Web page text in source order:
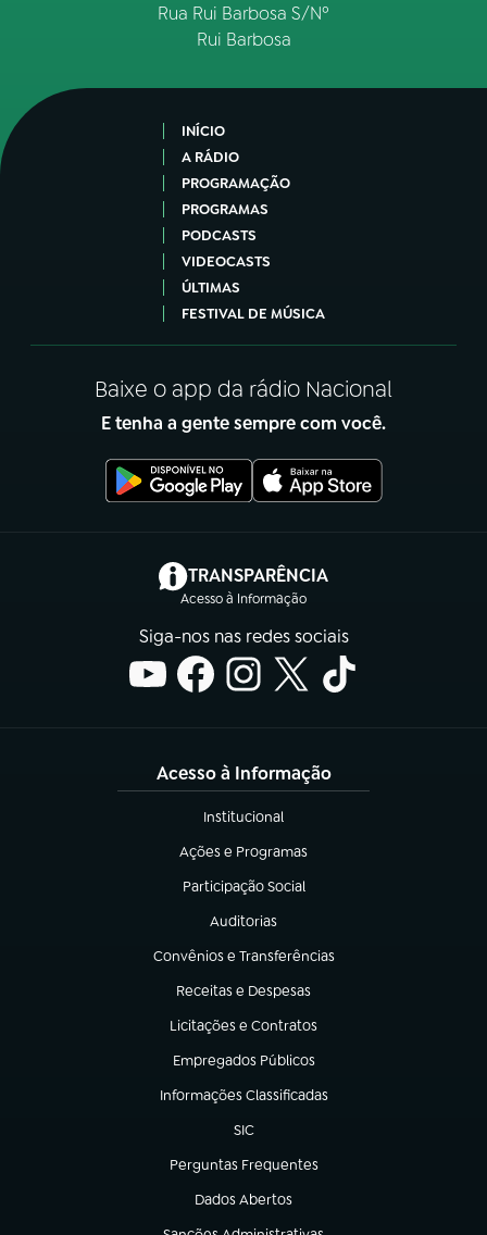
Rua Rui Barbosa S/Nº
Rui Barbosa
INÍCIO
A RÁDIO
PROGRAMAÇÃO
PROGRAMAS
PODCASTS
VIDEOCASTS
ÚLTIMAS
FESTIVAL DE MÚSICA
Baixe o app da rádio Nacional
E tenha a gente sempre com você.
TRANSPARÊNCIA
Acesso à Informação
(abre em nova aba)
Siga-nos nas redes sociais
Acesso à Informação
Institucional
(abre em nova aba)
Ações e Programas
(abre em nova aba)
Participação Social
(abre em nova aba)
Auditorias
(abre em nova aba)
Convênios e Transferências
(abre em nova aba)
Receitas e Despesas
(abre em nova aba)
Licitações e Contratos
(abre em nova aba)
Empregados Públicos
(abre em nova aba)
Informações Classificadas
(abre em nova aba)
SIC
(abre em nova aba)
Perguntas Frequentes
(abre em nova aba)
Dados Abertos
(abre em nova aba)